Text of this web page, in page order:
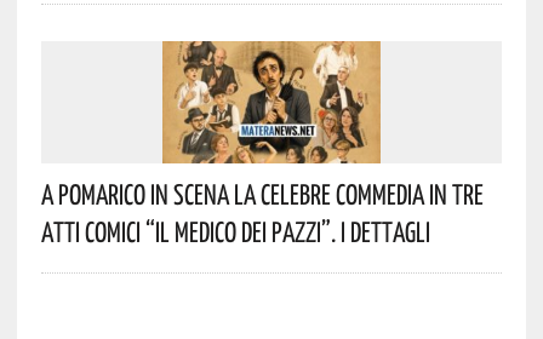
A Pomarico In Scena La Celebre Commedia In Tre
Atti Comici “Il Medico Dei Pazzi”. I Dettagli